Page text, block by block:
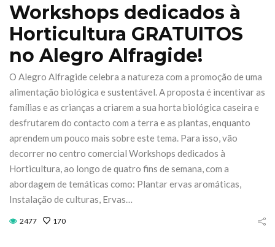
de Jardinagem
Sábado 17 &
18 de
outubro
27 de Julho de 2026
CONTINUE READING
Iberflora
concurso
paisagismo
Fórum
21 de Julho de
CONTINUE
Workshops dedicados à
Horticultura GRATUITOS
no Alegro Alfragide!
O Alegro Alfragide celebra a natureza com a promoção de uma
alimentação biológica e sustentável. A proposta é incentivar as
famílias e as crianças a criarem a sua horta biológica caseira e
desfrutarem do contacto com a terra e as plantas, enquanto
aprendem um pouco mais sobre este tema. Para isso, vão
decorrer no centro comercial Workshops dedicados à
Horticultura, ao longo de quatro fins de semana, com a
abordagem de temáticas como: Plantar ervas aromáticas,
Instalação de culturas, Ervas…
2477 170